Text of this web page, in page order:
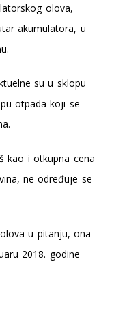
olova,
akumulatora, u
su u sklopu
otpada koji se
kao i otkupna cena
ne određuje se
u pitanju, ona
2018. godine